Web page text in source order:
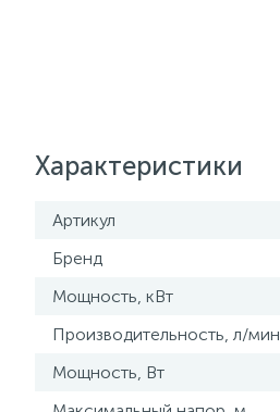
Характеристики
Артикул
Бренд
Мощность, кВт
Производительность, л/мин
Мощность, Вт